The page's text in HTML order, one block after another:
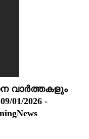
വാർത്തകളും
01/2026 -